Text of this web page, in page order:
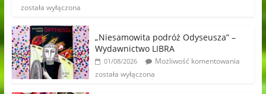
została wyłączona
„Niesamowita podróż Odyseusza” –
Wydawnictwo LIBRA
01/08/2026
Możliwość komentowania
została wyłączona